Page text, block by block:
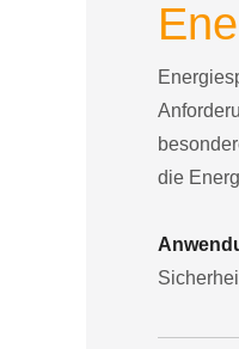
die